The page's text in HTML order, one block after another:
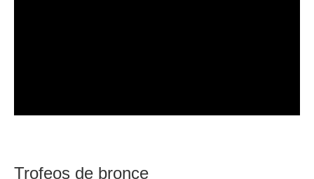
Trofeos de bronce